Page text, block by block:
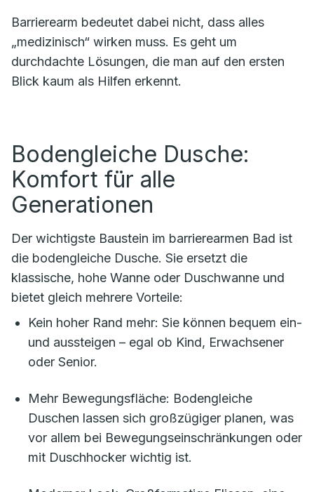
Barrierearm bedeutet dabei nicht, dass alles
„medizinisch“ wirken muss. Es geht um
durchdachte Lösungen, die man auf den ersten
Blick kaum als Hilfen erkennt.
Bodengleiche Dusche:
Komfort für alle
Generationen
Der wichtigste Baustein im barrierearmen Bad ist
die bodengleiche Dusche. Sie ersetzt die
klassische, hohe Wanne oder Duschwanne und
bietet gleich mehrere Vorteile:
Kein hoher Rand mehr: Sie können bequem ein-
und aussteigen – egal ob Kind, Erwachsener
oder Senior.
Mehr Bewegungsfläche: Bodengleiche
Duschen lassen sich großzügiger planen, was
vor allem bei Bewegungseinschränkungen oder
mit Duschhocker wichtig ist.